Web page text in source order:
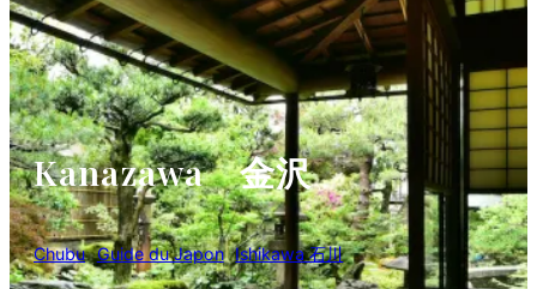
Kanazawa 金沢
Chubu Guide du Japon Ishikawa 石川